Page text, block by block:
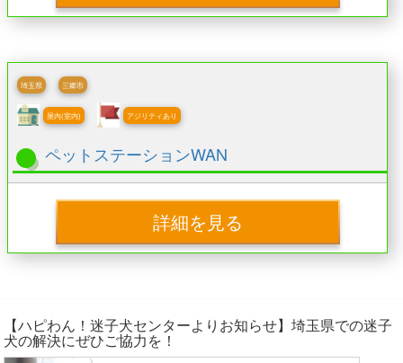
埼玉県 三郷市
屋内(室内) アジリティあり
ペットステーションWAN
詳細を見る
【ハピわん！迷子犬センターよりお知らせ】埼玉県での迷子
犬の解決にぜひご協力を！